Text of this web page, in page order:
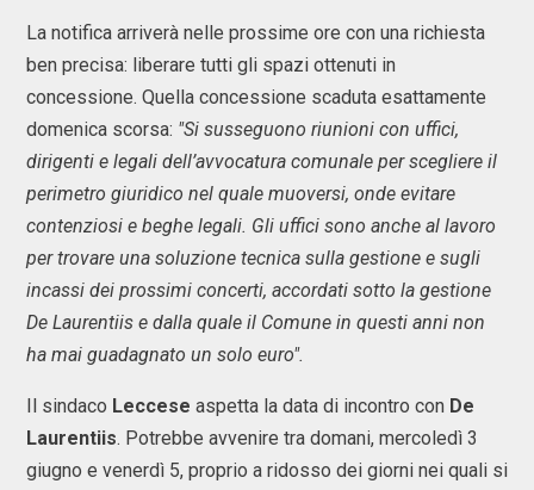
La notifica arriverà nelle prossime ore con una richiesta
ben precisa: liberare tutti gli spazi ottenuti in
concessione. Quella concessione scaduta esattamente
domenica scorsa: "Si susseguono riunioni con uffici,
dirigenti e legali dell’avvocatura comunale per scegliere il
perimetro giuridico nel quale muoversi, onde evitare
contenziosi e beghe legali. Gli uffici sono anche al lavoro
per trovare una soluzione tecnica sulla gestione e sugli
incassi dei prossimi concerti, accordati sotto la gestione
De Laurentiis e dalla quale il Comune in questi anni non
ha mai guadagnato un solo euro".
Il sindaco Leccese aspetta la data di incontro con De
Laurentiis. Potrebbe avvenire tra domani, mercoledì 3
giugno e venerdì 5, proprio a ridosso dei giorni nei quali si